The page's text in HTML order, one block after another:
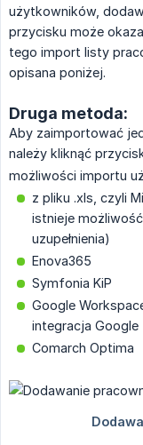
użytkowników,
przycisku może
tego import listy
opisana poniżej.
Druga metoda:
Aby zaimportować
należy kliknąć
możliwości importu
z pliku .xls, czyli
istnieje
uzupełnienia)
Enova365
Symfonia KiP
Google
integracja Google
Comarch Optima